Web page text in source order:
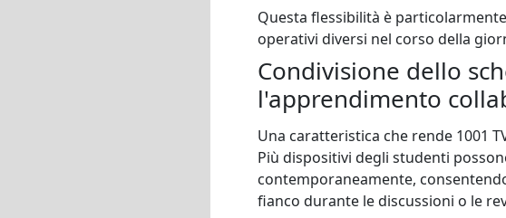
Questa flessibilità è
operativi diversi nel corso della
Condivisione dello
l'apprendimento
Una caratteristica che rende 1001
Più dispositivi degli studenti
contemporaneamente,
fianco durante le discussioni o le